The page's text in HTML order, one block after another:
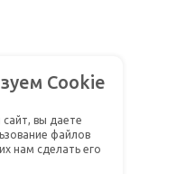
Cookie
вы даете
файлов
нам сделать его